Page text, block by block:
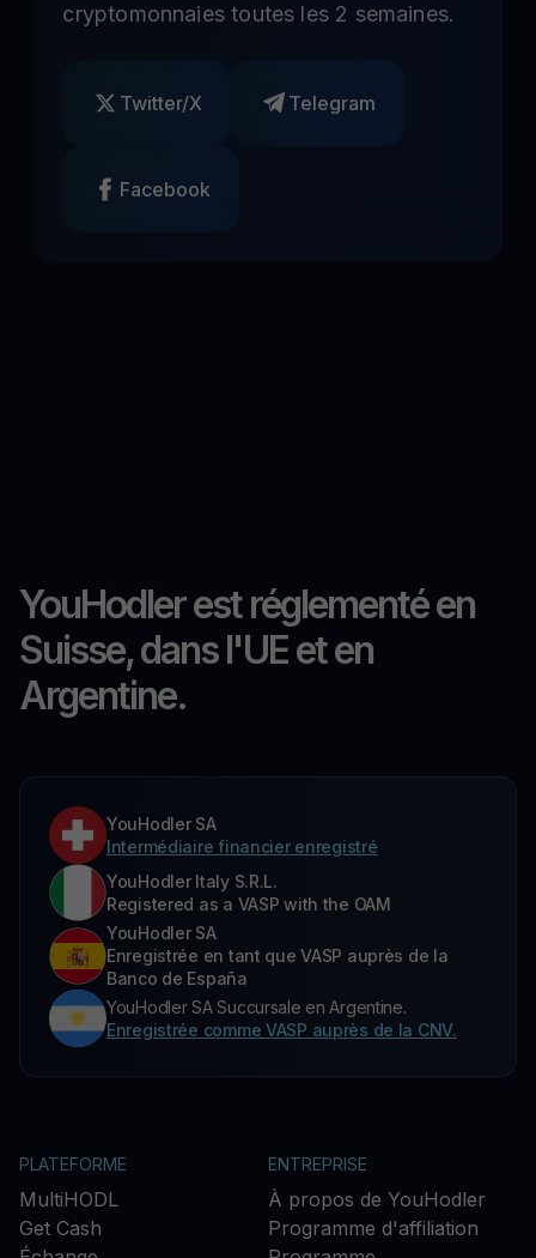
cryptomonnaies toutes les 2 semaines.
Twitter/X Telegram
Facebook
YouHodler est réglementé en
Suisse, dans l'UE et en
Argentine.
YouHodler SA
Intermédiaire financier enregistré
YouHodler Italy S.R.L.
Registered as a VASP with the OAM
YouHodler SA
Enregistrée en tant que VASP auprès de la
Banco de España
YouHodler SA Succursale en Argentine.
Enregistrée comme VASP auprès de la CNV.
PLATEFORME
MultiHODL
Get Cash
ENTREPRISE
À propos de YouHodler
Programme d'affiliation